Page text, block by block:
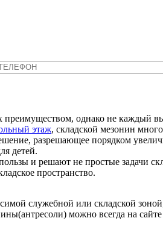
однако не каждый
этаж, складской мезонин
разрешающее порядком
детей.
и решают не простые задачи
пространство.
служебной или складской
можно всегда на сайте